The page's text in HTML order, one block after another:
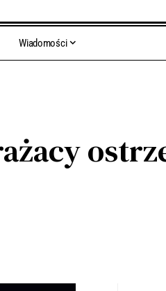
Wiadomości